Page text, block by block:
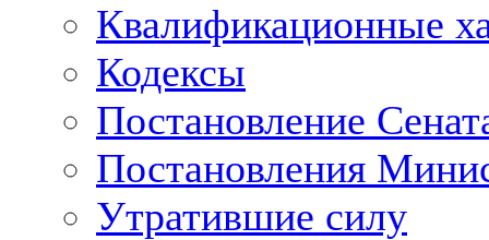
Квалификационные
Кодексы
Постановление
Постановления
Утратившие силу